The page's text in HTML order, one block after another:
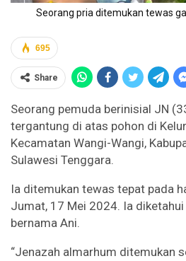
Seorang pria ditemukan tewas
695
Share
Seorang pemuda berinisial JN
tergantung di atas pohon di
Kecamatan Wangi-Wangi,
Sulawesi Tenggara.
Ia ditemukan tewas tepat pada
Jumat, 17 Mei 2024. Ia
bernama Ani.
“Jenazah almarhum ditemukan